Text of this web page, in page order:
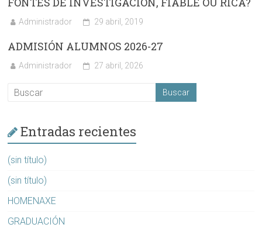
Administrador 29 abril, 2019
ADMISIÓN ALUMNOS 2026-27
Administrador 27 abril, 2026
Entradas recientes
(sin título)
(sin título)
HOMENAXE
GRADUACIÓN